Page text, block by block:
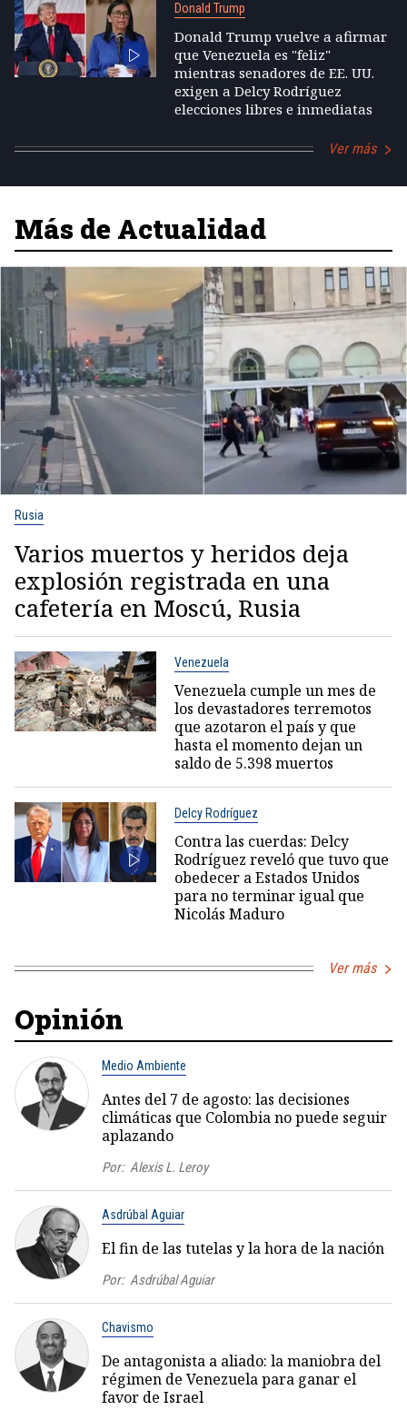
Donald Trump
Donald Trump vuelve a afirmar
que Venezuela es "feliz"
mientras senadores de EE. UU.
exigen a Delcy Rodríguez
elecciones libres e inmediatas
Ver más
Más de Actualidad
Rusia
Varios muertos y heridos deja
explosión registrada en una
cafetería en Moscú, Rusia
Venezuela
Venezuela cumple un mes de
los devastadores terremotos
que azotaron el país y que
hasta el momento dejan un
saldo de 5.398 muertos
Delcy Rodríguez
Contra las cuerdas: Delcy
Rodríguez reveló que tuvo que
obedecer a Estados Unidos
para no terminar igual que
Nicolás Maduro
Ver más
Opinión
Medio Ambiente
Antes del 7 de agosto: las decisiones
climáticas que Colombia no puede seguir
aplazando
Por: Alexis L. Leroy
Asdrúbal Aguiar
El fin de las tutelas y la hora de la nación
Por: Asdrúbal Aguiar
Chavismo
De antagonista a aliado: la maniobra del
régimen de Venezuela para ganar el
favor de Israel